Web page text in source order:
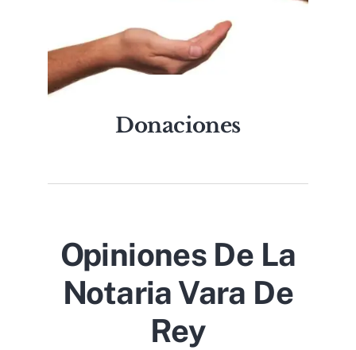
Donaciones
Opiniones De La
Notaria Vara De
Rey